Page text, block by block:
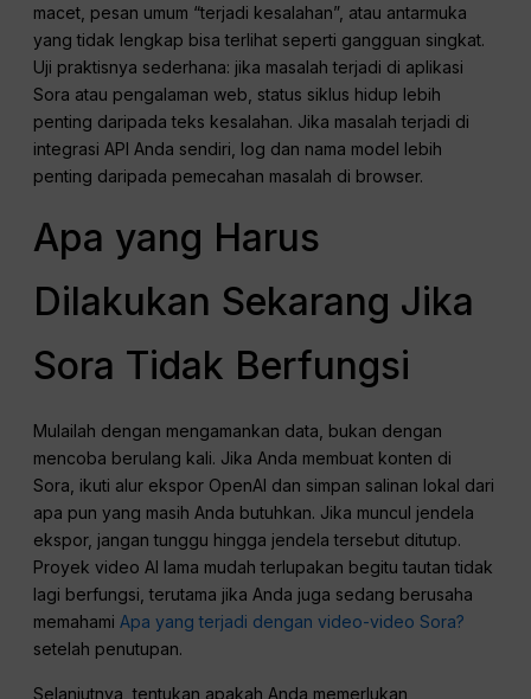
macet, pesan umum “terjadi kesalahan”, atau antarmuka
yang tidak lengkap bisa terlihat seperti gangguan singkat.
Uji praktisnya sederhana: jika masalah terjadi di aplikasi
Sora atau pengalaman web, status siklus hidup lebih
penting daripada teks kesalahan. Jika masalah terjadi di
integrasi API Anda sendiri, log dan nama model lebih
penting daripada pemecahan masalah di browser.
Apa yang Harus
Dilakukan Sekarang Jika
Sora Tidak Berfungsi
Mulailah dengan mengamankan data, bukan dengan
mencoba berulang kali. Jika Anda membuat konten di
Sora, ikuti alur ekspor OpenAI dan simpan salinan lokal dari
apa pun yang masih Anda butuhkan. Jika muncul jendela
ekspor, jangan tunggu hingga jendela tersebut ditutup.
Proyek video AI lama mudah terlupakan begitu tautan tidak
lagi berfungsi, terutama jika Anda juga sedang berusaha
memahamiApa yang terjadi dengan video-video Sora?
setelah penutupan.
Selanjutnya, tentukan apakah Anda memerlukan